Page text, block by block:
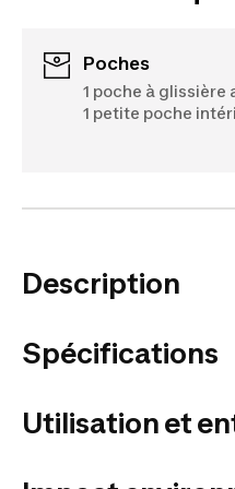
Poches
1 poche à glissière
1 petite poche
Description
Spécifications
Utilisation et